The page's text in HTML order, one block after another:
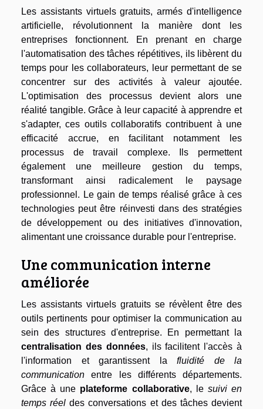
Les assistants virtuels gratuits, armés d'intelligence
artificielle, révolutionnent la manière dont les
entreprises fonctionnent. En prenant en charge
l'automatisation des tâches répétitives, ils libèrent du
temps pour les collaborateurs, leur permettant de se
concentrer sur des activités à valeur ajoutée.
L'optimisation des processus devient alors une
réalité tangible. Grâce à leur capacité à apprendre et
s'adapter, ces outils collaboratifs contribuent à une
efficacité accrue, en facilitant notamment les
processus de travail complexe. Ils permettent
également une meilleure gestion du temps,
transformant ainsi radicalement le paysage
professionnel. Le gain de temps réalisé grâce à ces
technologies peut être réinvesti dans des stratégies
de développement ou des initiatives d'innovation,
alimentant une croissance durable pour l'entreprise.
Une communication interne
améliorée
Les assistants virtuels gratuits se révèlent être des
outils pertinents pour optimiser la communication au
sein des structures d'entreprise. En permettant la
centralisation des données, ils facilitent l'accès à
l'information et garantissent la fluidité de la
communication entre les différents départements.
Grâce à une plateforme collaborative, le suivi en
temps réel des conversations et des tâches devient